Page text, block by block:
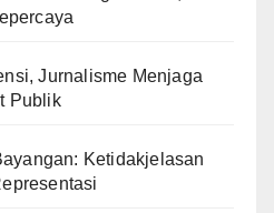
Jurnalisme Menjaga
Publik
Ketidakjelasan